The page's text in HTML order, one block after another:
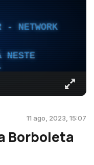
- NETWORK
NESTE
11 ago, 2023, 15:07
Borboleta